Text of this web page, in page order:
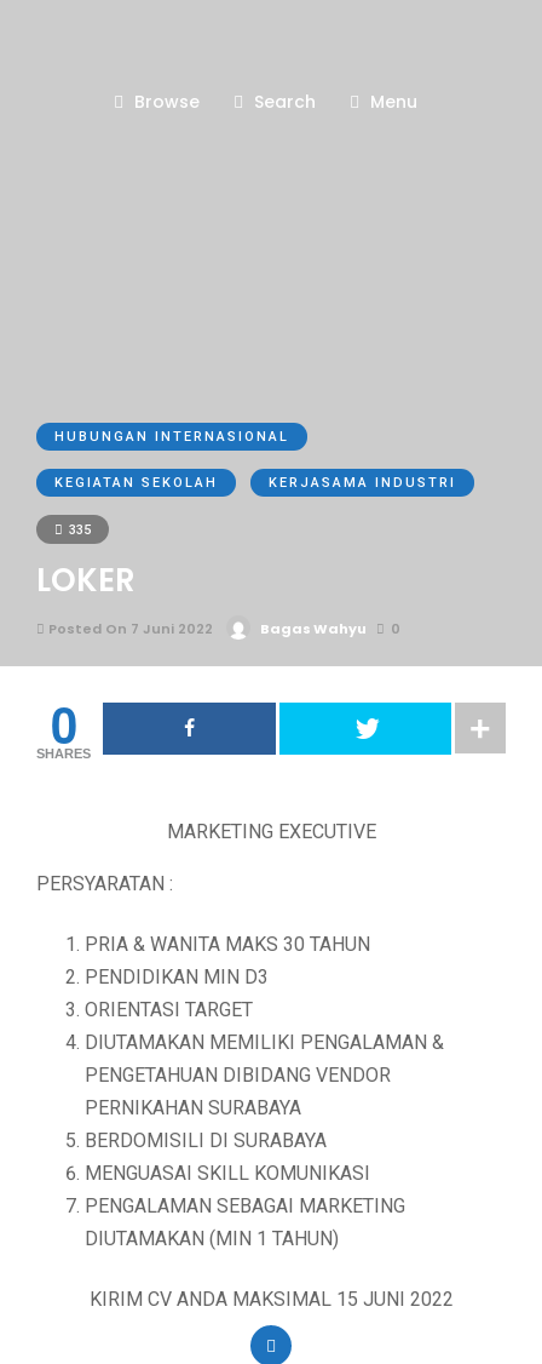
Browse Search Menu
HUBUNGAN INTERNASIONAL
KEGIATAN SEKOLAH KERJASAMA INDUSTRI
335
LOKER
Posted On 7 Juni 2022 Bagas Wahyu 0
0
SHARES
MARKETING EXECUTIVE
PERSYARATAN :
PRIA & WANITA MAKS 30 TAHUN
PENDIDIKAN MIN D3
ORIENTASI TARGET
DIUTAMAKAN MEMILIKI PENGALAMAN &
PENGETAHUAN DIBIDANG VENDOR
PERNIKAHAN SURABAYA
BERDOMISILI DI SURABAYA
MENGUASAI SKILL KOMUNIKASI
PENGALAMAN SEBAGAI MARKETING
DIUTAMAKAN (MIN 1 TAHUN)
KIRIM CV ANDA MAKSIMAL 15 JUNI 2022